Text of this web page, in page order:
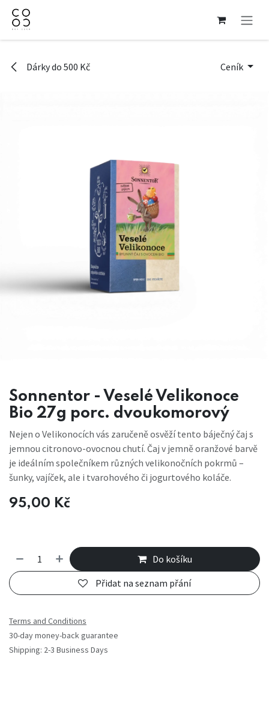
Přejít na obsah
Dárky do 500 Kč Ceník
Sonnentor - Veselé Velikonoce
Bio 27g porc. dvoukomorový
Nejen o Velikonocích vás zaručeně osvěží tento báječný čaj s
jemnou citronovo-ovocnou chutí. Čaj v jemně oranžové barvě
je ideálním společníkem různých velikonočních pokrmů –
šunky, vajíček, ale i tvarohového či jogurtového koláče.
95,00 Kč
Do košíku
Přidat na seznam přání
Terms and Conditions
30-day money-back guarantee
Shipping: 2-3 Business Days